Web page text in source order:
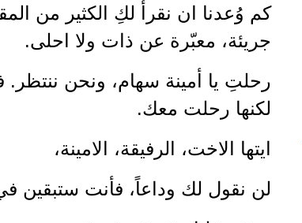
كم وُعدنا ان نقرأ لكِ الكثير من
جريئة، معبّرة عن ذات ولا احلى.
رحلتِ يا أمينة سهام، ونحن ننتظر.
لكنها رحلت معك.
ايتها الاخت، الرفيقة، الامينة،
لن نقول لك وداعاً، فأنت ستبقين